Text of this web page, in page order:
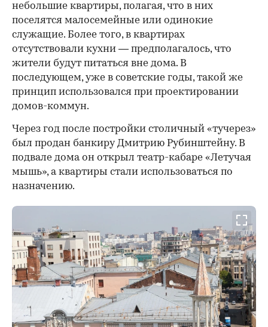
небольшие квартиры, полагая, что в них
поселятся малосемейные или одинокие
служащие. Более того, в квартирах
отсутствовали кухни — предполагалось, что
жители будут питаться вне дома. В
последующем, уже в советские годы, такой же
принцип использовался при проектировании
домов-коммун.
Через год после постройки столичный «тучерез»
был продан банкиру Дмитрию Рубинштейну. В
подвале дома он открыл театр-кабаре «Летучая
мышь», а квартиры стали использоваться по
назначению.